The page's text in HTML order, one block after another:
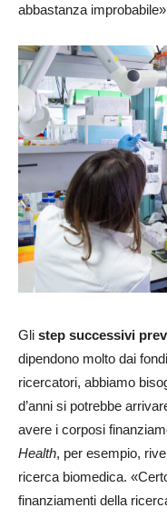
abbastanza
Gli step successivi
dipendono molto dai
ricercatori, abbiamo
d’anni si potrebbe
avere i corposi
Health, per esempio,
ricerca biomedica.
finanziamenti della